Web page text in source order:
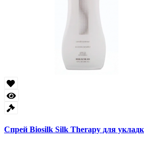
Спрей Biosilk Silk Therapy для